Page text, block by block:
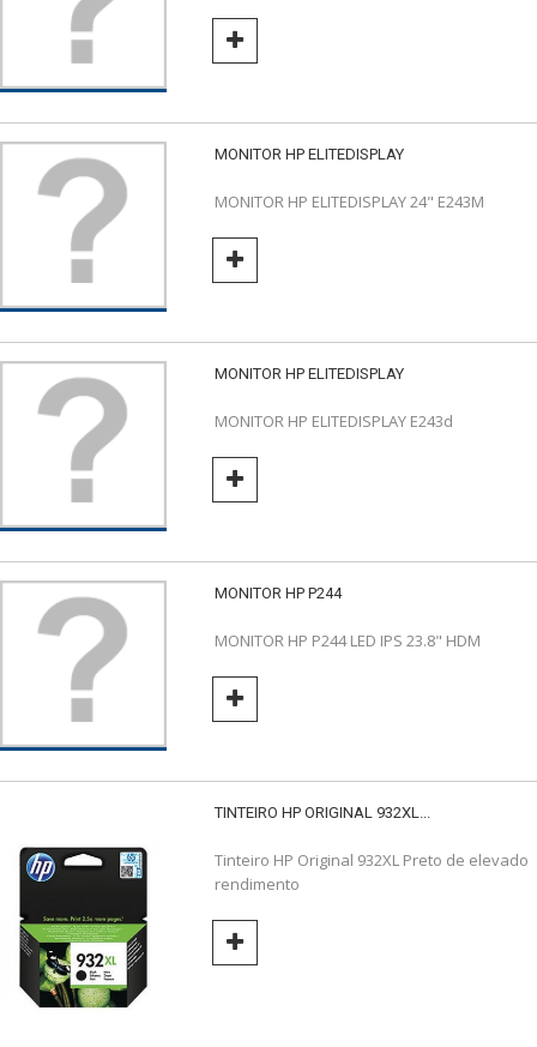
MONITOR HP ELITEDISPLAY
MONITOR HP ELITEDISPLAY 24" E243M
MONITOR HP ELITEDISPLAY
MONITOR HP ELITEDISPLAY E243d
MONITOR HP P244
MONITOR HP P244 LED IPS 23.8" HDM
TINTEIRO HP ORIGINAL 932XL...
Tinteiro HP Original 932XL Preto de elevado
rendimento